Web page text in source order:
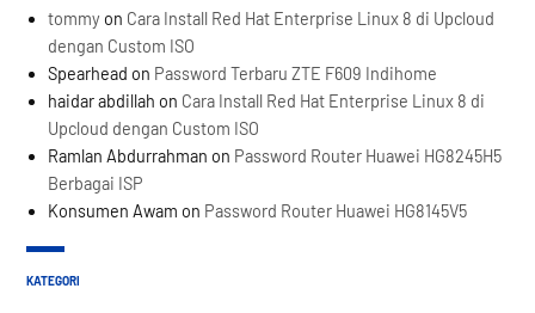
tommy on Cara Install Red Hat Enterprise Linux 8 di Upcloud
dengan Custom ISO
Spearhead on Password Terbaru ZTE F609 Indihome
haidar abdillah on Cara Install Red Hat Enterprise Linux 8 di
Upcloud dengan Custom ISO
Ramlan Abdurrahman on Password Router Huawei HG8245H5
Berbagai ISP
Konsumen Awam on Password Router Huawei HG8145V5
KATEGORI